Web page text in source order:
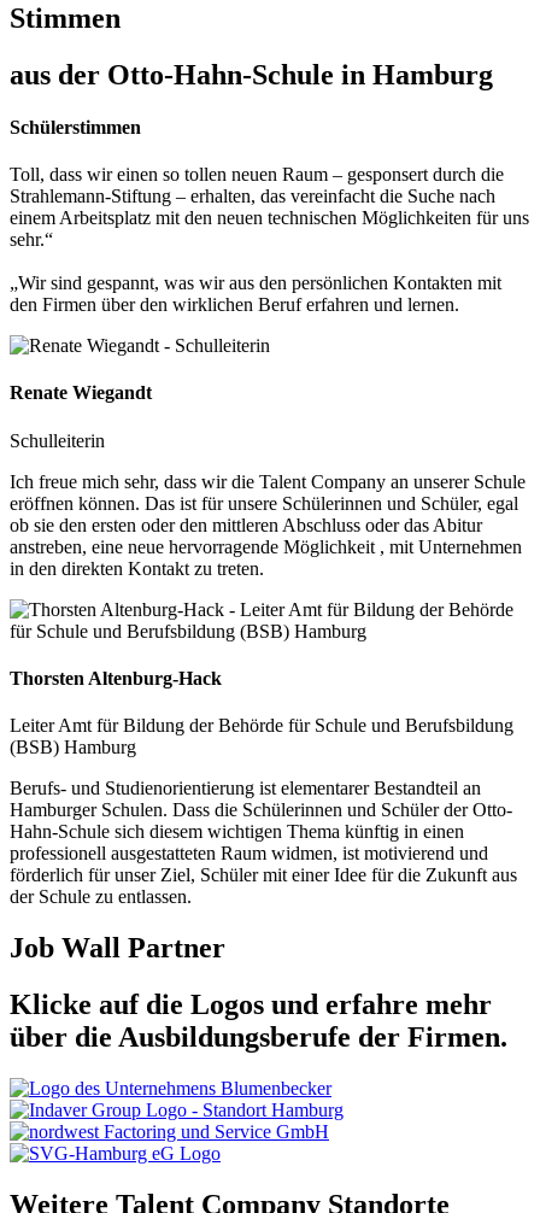
Stimmen
aus der Otto-Hahn-Schule in Hamburg
Schülerstimmen
Toll, dass wir einen so tollen neuen Raum – gesponsert durch die
Strahlemann-Stiftung – erhalten, das vereinfacht die Suche nach
einem Arbeitsplatz mit den neuen technischen Möglichkeiten für uns
sehr.“
„Wir sind gespannt, was wir aus den persönlichen Kontakten mit
den Firmen über den wirklichen Beruf erfahren und lernen.
Renate Wiegandt
Schulleiterin
Ich freue mich sehr, dass wir die Talent Company an unserer Schule
eröffnen können. Das ist für unsere Schülerinnen und Schüler, egal
ob sie den ersten oder den mittleren Abschluss oder das Abitur
anstreben, eine neue hervorragende Möglichkeit , mit Unternehmen
in den direkten Kontakt zu treten.
Thorsten Altenburg-Hack
Leiter Amt für Bildung der Behörde für Schule und Berufsbildung
(BSB) Hamburg
Berufs- und Studienorientierung ist elementarer Bestandteil an
Hamburger Schulen. Dass die Schülerinnen und Schüler der Otto-
Hahn-Schule sich diesem wichtigen Thema künftig in einen
professionell ausgestatteten Raum widmen, ist motivierend und
förderlich für unser Ziel, Schüler mit einer Idee für die Zukunft aus
der Schule zu entlassen.
Job Wall Partner
Klicke auf die Logos und erfahre mehr
über die Ausbildungsberufe der Firmen.
Weitere Talent Company Standorte